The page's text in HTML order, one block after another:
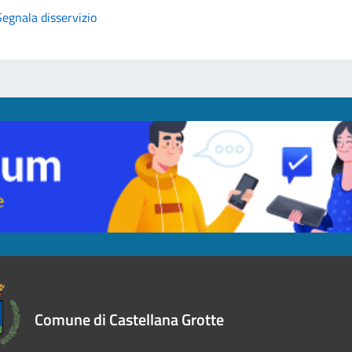
disservizio
Comune di Castellana Grotte